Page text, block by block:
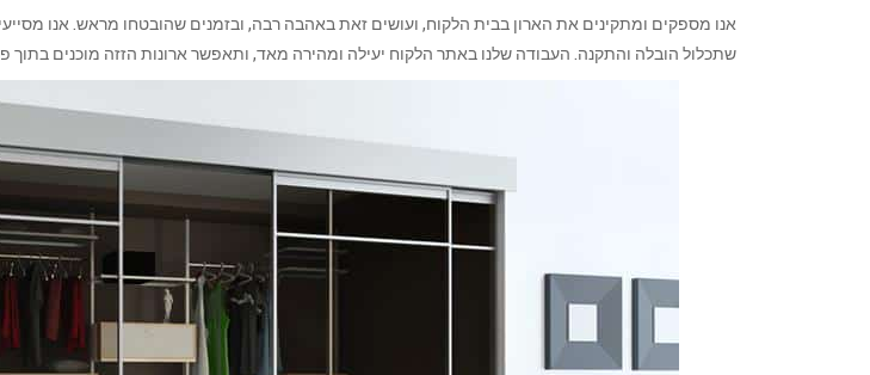
אנו מספקים ומתקינים את הארון בבית הלקוח, ועושים זאת באהבה רבה, ובזמנים שהובטחו מראש. אנו
שתכלול הובלה והתקנה. העבודה שלנו באתר הלקוח יעילה ומהירה מאד, ותאפשר ארונות הזזה מוכנים בתוך